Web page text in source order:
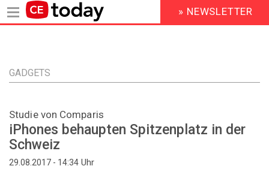
Inhalt
HEADER
MENU
» NEWSLETTER
GADGETS
Studie von Comparis
iPhones behaupten Spitzenplatz in der
Schweiz
29.08.2017 - 14:34 Uhr